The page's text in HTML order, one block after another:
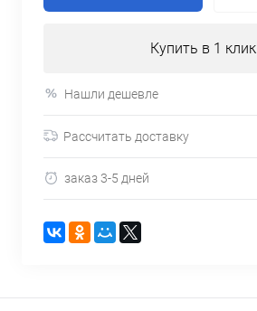
Купить в 1 клик
Нашли дешевле
Рассчитать доставку
заказ 3-5 дней